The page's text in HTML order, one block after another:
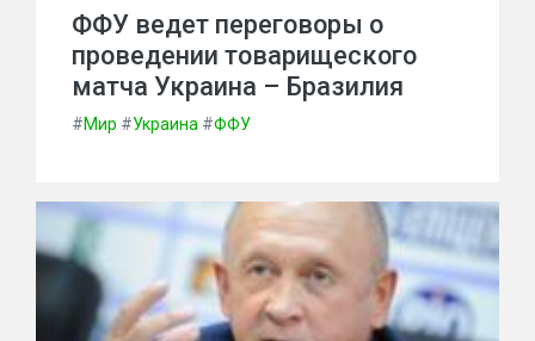
ФФУ ведет переговоры о
проведении товарищеского
матча Украина – Бразилия
#Мир #Украина #ФФУ